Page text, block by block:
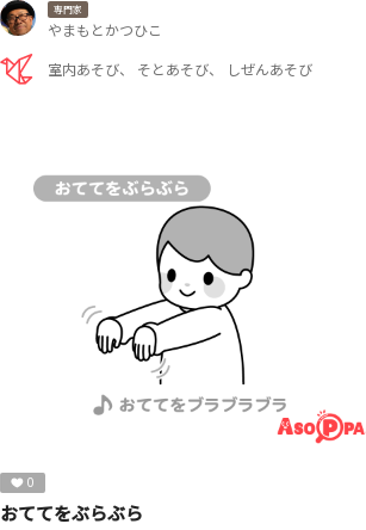
専門家
やまもとかつひこ
室内あそび
そとあそび しぜんあそび
0
おててをぶらぶら